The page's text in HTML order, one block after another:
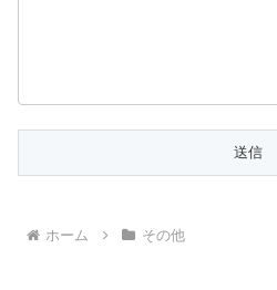
ホーム その他